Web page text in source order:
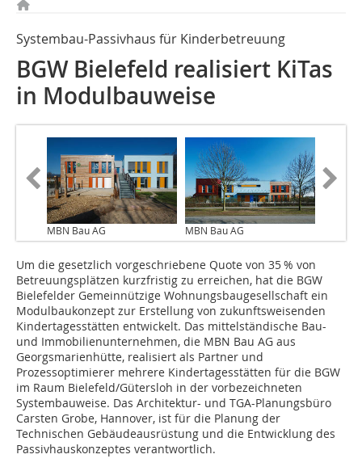
Systembau-Passivhaus für Kinderbetreuung
BGW Bielefeld realisiert KiTas
in Modulbauweise
MBN Bau AG MBN Bau AG
Um die gesetzlich vorgeschriebene Quote von 35 % von
Betreuungsplätzen kurzfristig zu erreichen, hat die BGW
Bielefelder Gemeinnützige Wohnungsbaugesellschaft ein
Modulbaukonzept zur Erstellung von zukunftsweisenden
Kindertagesstätten entwickelt. Das mittelständische Bau-
und Immobilienunternehmen, die MBN Bau AG aus
Georgsmarienhütte, realisiert als Partner und
Prozessoptimierer mehrere Kindertagesstätten für die BGW
im Raum Bielefeld/Gütersloh in der vorbezeichneten
Systembauweise. Das Architektur- und TGA-Planungsbüro
Car­sten Grobe, Hannover, ist für die Planung der
Technischen Gebäudeausrüstung und die Entwicklung des
Passivhauskonzeptes verantwortlich.